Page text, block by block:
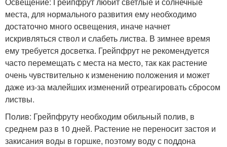
места, для нормального развития ему необходимо
достаточно много освещения, иначе начнет
искривляться ствол и слабеть листва. В зимнее время
ему требуется досветка. Грейпфрут не рекомендуется
часто перемещать с места на место, так как растение
очень чувствительно к изменению положения и может
даже из-за малейших изменений отреагировать сбросом
листвы.
Полив: Грейпфруту необходим обильный полив, в
среднем раз в 10 дней. Растение не переносит застоя и
закисания воды в горшке, поэтому воду с поддона